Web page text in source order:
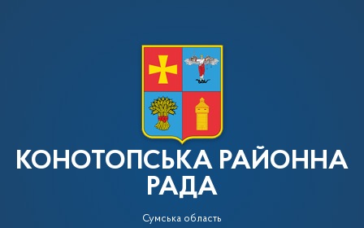
КОНОТОПСЬКА РАЙОННА
РАДА
Сумська область